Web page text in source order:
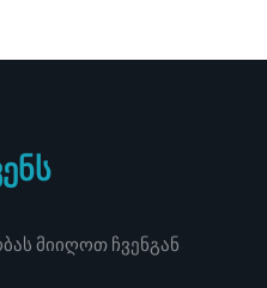
მიიღოთ ჩვენგან